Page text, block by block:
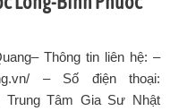
Thông tin liên hệ: –
– Số điện thoại:
Tâm Gia Sư Nhật